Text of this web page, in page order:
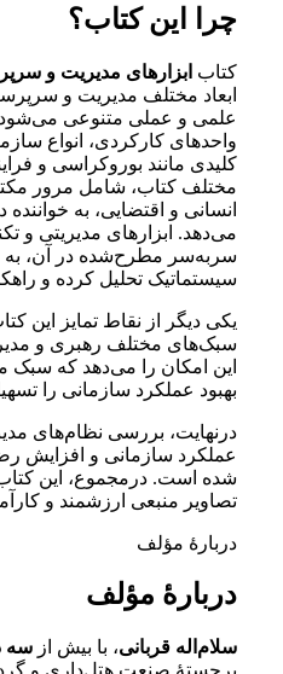
چرا این کتاب؟
کتاب ابزار‌های مدیریت و
ابعاد مختلف مدیریت و
علمی و عملی متنوعی می‌شود.
واحدهای کارکردی، انواع
کلیدی مانند بوروکراسی و
مختلف کتاب، شامل مرور
انسانی و اقتضایی، به
می‌دهد. ابزارهای مدیریتی و
سربه‌سر مطرح‌شده در آن، به
سیستماتیک تحلیل کرده و
یکی دیگر از نقاط تمایز این
سبک‌های مختلف رهبری و
این امکان را می‌دهد که سبک
بهبود عملکرد سازمانی را
درنهایت، بررسی نظام‌های
عملکرد سازمانی و افزایش
شده است. درمجموع، این کتاب
تصاویر منبعی ارزشمند و
دربارۀ مؤلف
دربارۀ مؤلف
سلام‌اله قربانی، با بیش از سه